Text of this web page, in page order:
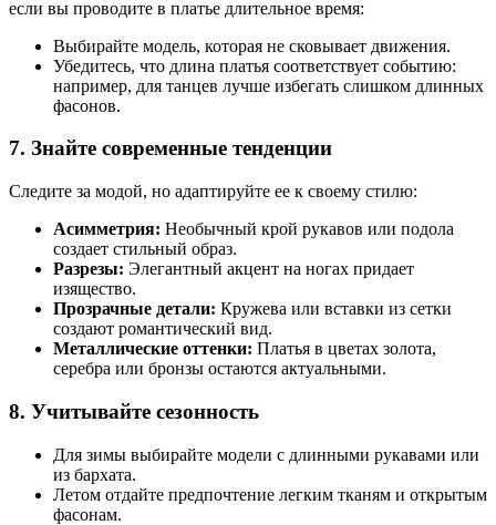
если вы проводите в платье длительное время:
Выбирайте модель, которая не сковывает движения.
Убедитесь, что длина платья соответствует событию:
например, для танцев лучше избегать слишком длинных
фасонов.
7. Знайте современные тенденции
Следите за модой, но адаптируйте ее к своему стилю:
Асимметрия: Необычный крой рукавов или подола
создает стильный образ.
Разрезы: Элегантный акцент на ногах придает
изящество.
Прозрачные детали: Кружева или вставки из сетки
создают романтический вид.
Металлические оттенки: Платья в цветах золота,
серебра или бронзы остаются актуальными.
8. Учитывайте сезонность
Для зимы выбирайте модели с длинными рукавами или
из бархата.
Летом отдайте предпочтение легким тканям и открытым
фасонам.